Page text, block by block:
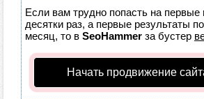
Если вам трудно попасть на
десятки раз, а первые результаты
месяц, то в SeoHammerза бустер
Начать продвижение